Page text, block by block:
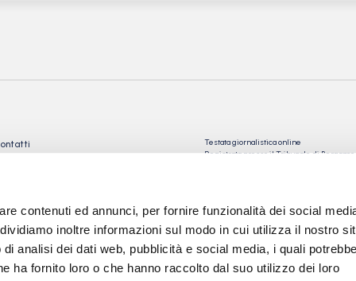
contenuti ed annunci, per fornire funzionalità dei social
inoltre informazioni sul modo in cui utilizza il nostro
analisi dei dati web, pubblicità e social media, i quali
ha fornito loro o che hanno raccolto dal suo utilizzo dei loro
Testata giornalistica online
Registrata presso il Tribunale di
Tev snc di Torre Giorgio e Villa
C.
Sede: via Papa Giovanni XXIII, 20